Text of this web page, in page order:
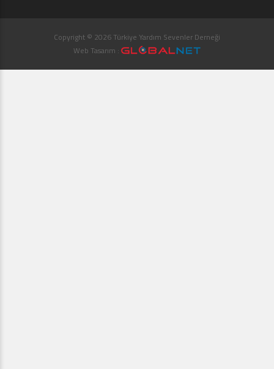
Copyright © 2026 Türkiye Yardım Sevenler Derneği
Web Tasarım :